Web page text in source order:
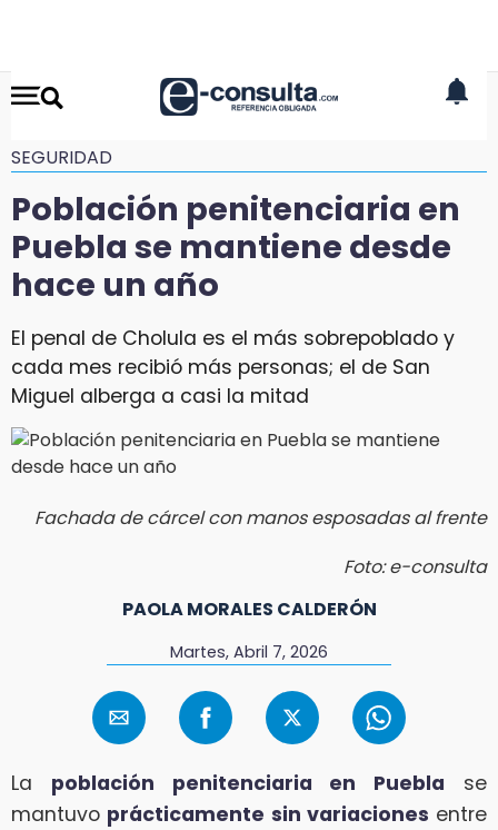
SEGURIDAD
Población penitenciaria en
Puebla se mantiene desde
hace un año
El penal de Cholula es el más sobrepoblado y
cada mes recibió más personas; el de San
Miguel alberga a casi la mitad
Fachada de cárcel con manos esposadas al frente
Foto: e-consulta
PAOLA MORALES CALDERÓN
Martes, Abril 7, 2026
La población penitenciaria en Puebla se
mantuvo prácticamente sin variaciones entre